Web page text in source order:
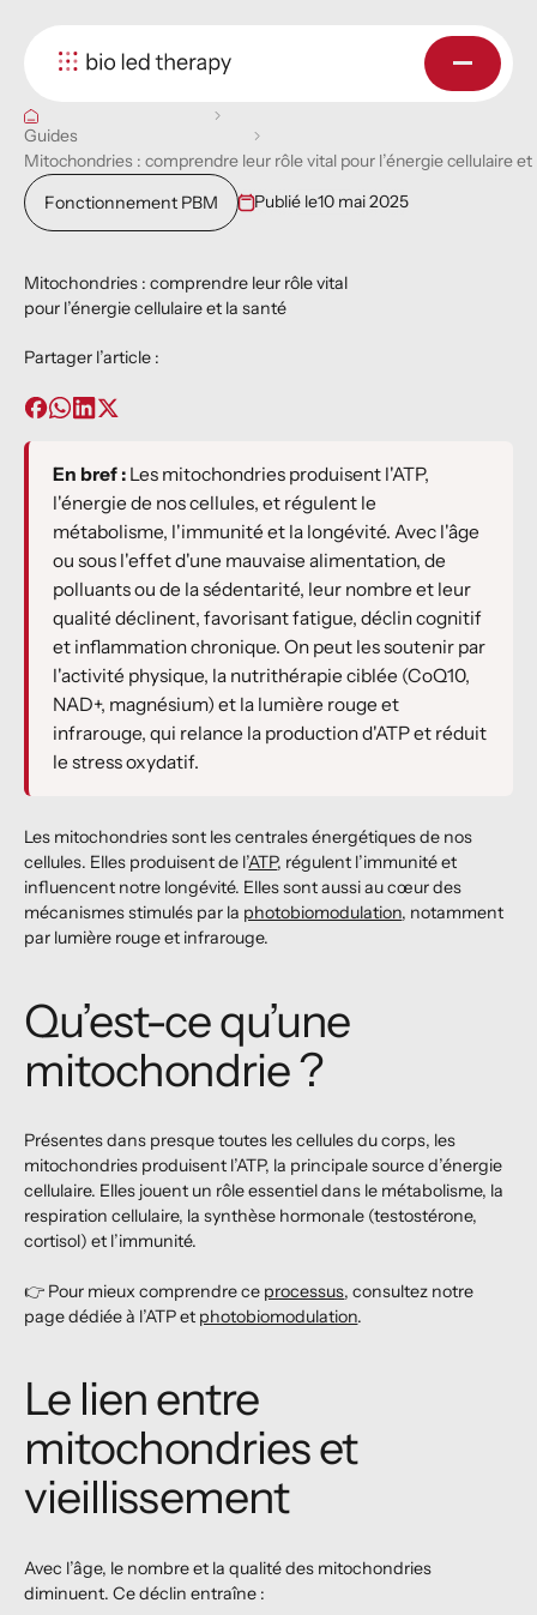
Guides
Mitochondries : comprendre leur rôle vital pour l’énergie cellulaire et
Fonctionnement PBM
Publié le10 mai 2025
Mitochondries : comprendre leur rôle vital
pour l’énergie cellulaire et la santé
Partager l’article :
En bref : Les mitochondries produisent l'ATP,
l'énergie de nos cellules, et régulent le
métabolisme, l'immunité et la longévité. Avec l'âge
ou sous l'effet d'une mauvaise alimentation, de
polluants ou de la sédentarité, leur nombre et leur
qualité déclinent, favorisant fatigue, déclin cognitif
et inflammation chronique. On peut les soutenir par
l'activité physique, la nutrithérapie ciblée (CoQ10,
NAD+, magnésium) et la lumière rouge et
infrarouge, qui relance la production d'ATP et réduit
le stress oxydatif.
Les mitochondries sont les centrales énergétiques de nos
cellules. Elles produisent de l’ATP, régulent l’immunité et
influencent notre longévité. Elles sont aussi au cœur des
mécanismes stimulés par la photobiomodulation, notamment
par lumière rouge et infrarouge.
Qu’est-ce qu’une
mitochondrie ?
Présentes dans presque toutes les cellules du corps, les
mitochondries produisent l’ATP, la principale source d’énergie
cellulaire. Elles jouent un rôle essentiel dans le métabolisme, la
respiration cellulaire, la synthèse hormonale (testostérone,
cortisol) et l’immunité.
👉 Pour mieux comprendre ce processus, consultez notre
page dédiée à l’ATP et photobiomodulation.
Le lien entre
mitochondries et
vieillissement
Avec l’âge, le nombre et la qualité des mitochondries
diminuent. Ce déclin entraîne :